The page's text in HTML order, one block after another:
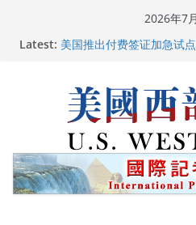
2026年7
Latest: 美国推出付费签证加急试
美国最高法院维持“出生公
人！
中国驻美国大使谢锋邀请
再次访华
广州市沉香协会会长周天